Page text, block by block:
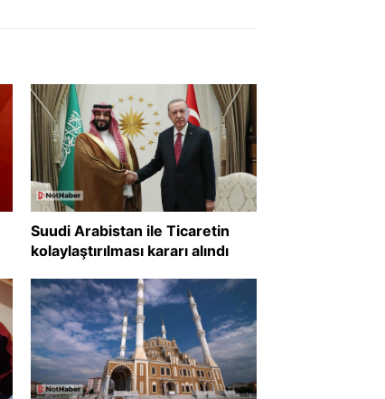
Suudi Arabistan ile Ticaretin
kolaylaştırılması kararı alındı